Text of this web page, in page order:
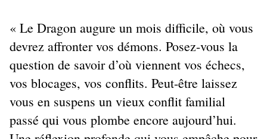
« Le Dragon augure un mois difficile, où vous
devrez affronter vos démons. Posez-vous la
question de savoir d’où viennent vos échecs,
vos blocages, vos conflits. Peut-être laissez
vous en suspens un vieux conflit familial
passé qui vous plombe encore aujourd’hui.